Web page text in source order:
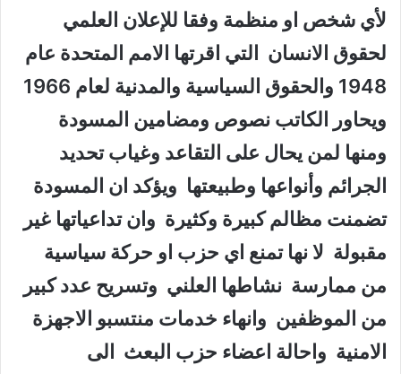
لأي شخص او منظمة وفقا للإعلان العلمي
لحقوق الانسان التي اقرتها الامم المتحدة عام
ويحاور الكاتب نصوص ومضامين المسودة
ومنها لمن يحال على التقاعد وغياب تحديد
الجرائم وأنواعها وطبيعتها ويؤكد ان المسودة
تضمنت مظالم كبيرة وكثيرة وان تداعياتها غير
مقبولة لا نها تمنع اي حزب او حركة سياسية
من ممارسة نشاطها العلني وتسريح عدد كبير
من الموظفين وانهاء خدمات منتسبو الاجهزة
الامنية واحالة اعضاء حزب البعث الى